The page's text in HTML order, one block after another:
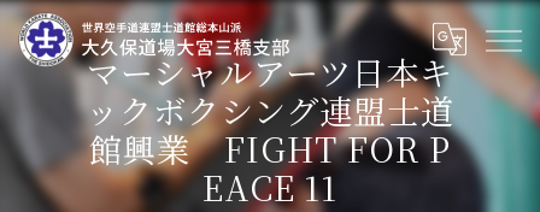
マーシャルアーツ日本キ
ックボクシング連盟士道
館興業 FIGHT FOR P
EACE 11